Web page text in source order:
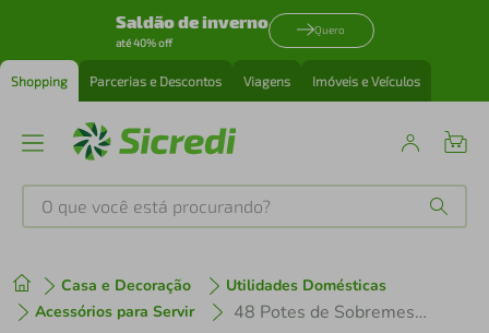
Saldão de inverno
até 40% off
Quero
Shopping Parcerias e Descontos Viagens Imóveis e Veículos
O que você está procurando?
Casa e Decoração
Utilidades Domésticas
Acessórios para Servir
48 Potes de Sobremesa Doces Branco Avulso 265ml Plástico Trio Crippa Tigela Unitária
1º tenis